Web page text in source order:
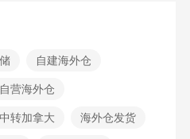
自建海外仓
自营海外仓
转加拿大 海外仓发货